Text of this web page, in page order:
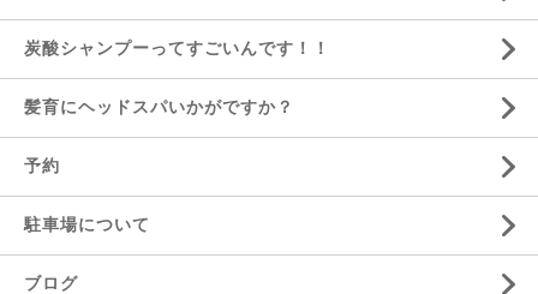
炭酸シャンプーってすごいんです！！
髪育にヘッドスパいかがですか？
予約
駐車場について
ブログ